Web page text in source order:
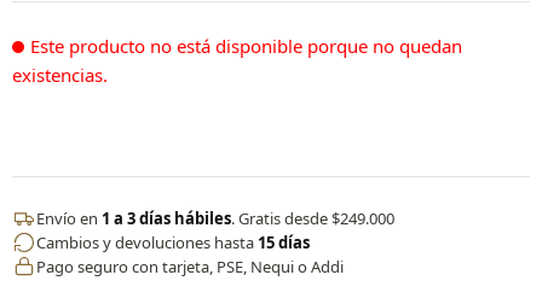
Este producto no está disponible porque no quedan
existencias.
Envío en 1 a 3 días hábiles. Gratis desde $249.000
Cambios y devoluciones hasta 15 días
Pago seguro con tarjeta, PSE, Nequi o Addi